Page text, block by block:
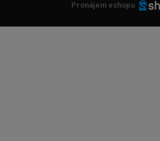
Pronájem eshopu